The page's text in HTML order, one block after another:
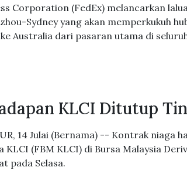
Corporation (FedEx) melancarkan
Sydney yang akan memperkukuh
Australia dari pasaran utama di
KLCI Ditutup
14 Julai (Bernama) -- Kontrak niaga
KLCI (FBM KLCI) di Bursa Malaysia
pada Selasa.